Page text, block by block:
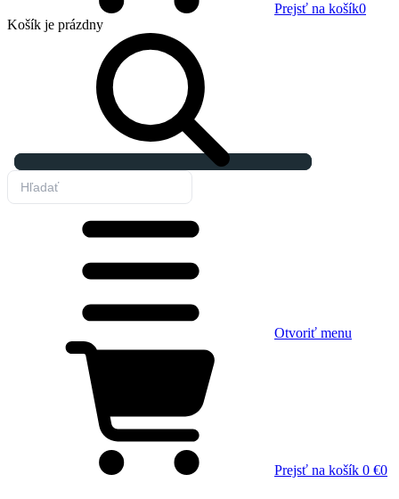
Prejsť na košík0
Košík je prázdny
Otvoriť menu
Prejsť na košík 0 €0